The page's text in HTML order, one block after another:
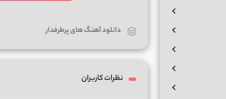
دانلود آهنگ های پرطرفدار
نظرات کاربران